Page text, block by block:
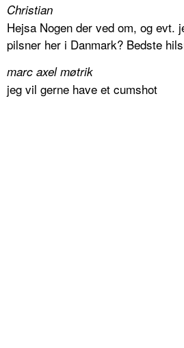
Christian
Hejsa Nogen der ved om, og evt.
pilsner her i Danmark? Bedste
marc axel møtrik
jeg vil gerne have et cumshot